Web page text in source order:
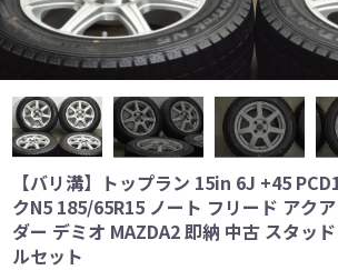
【バリ溝】トップラン 15in 6J +45
クN5 185/65R15 ノート フリード アク
ダー デミオ MAZDA2 即納 中古 スタッ
ルセット